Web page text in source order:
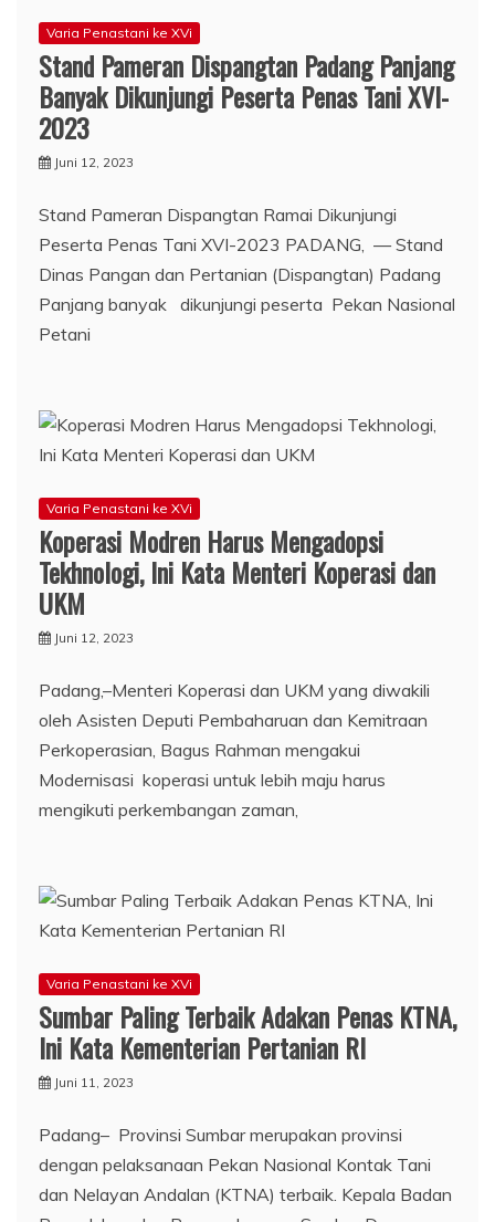
Varia Penastani ke XVi
Stand Pameran Dispangtan Padang Panjang
Banyak Dikunjungi Peserta Penas Tani XVI-
2023
Juni 12, 2023
Stand Pameran Dispangtan Ramai Dikunjungi
Peserta Penas Tani XVI-2023 PADANG, — Stand
Dinas Pangan dan Pertanian (Dispangtan) Padang
Panjang banyak dikunjungi peserta Pekan Nasional
Petani
Varia Penastani ke XVi
Koperasi Modren Harus Mengadopsi
Tekhnologi, Ini Kata Menteri Koperasi dan
UKM
Juni 12, 2023
Padang,–Menteri Koperasi dan UKM yang diwakili
oleh Asisten Deputi Pembaharuan dan Kemitraan
Perkoperasian, Bagus Rahman mengakui
Modernisasi koperasi untuk lebih maju harus
mengikuti perkembangan zaman,
Varia Penastani ke XVi
Sumbar Paling Terbaik Adakan Penas KTNA,
Ini Kata Kementerian Pertanian RI
Juni 11, 2023
Padang– Provinsi Sumbar merupakan provinsi
dengan pelaksanaan Pekan Nasional Kontak Tani
dan Nelayan Andalan (KTNA) terbaik. Kepala Badan